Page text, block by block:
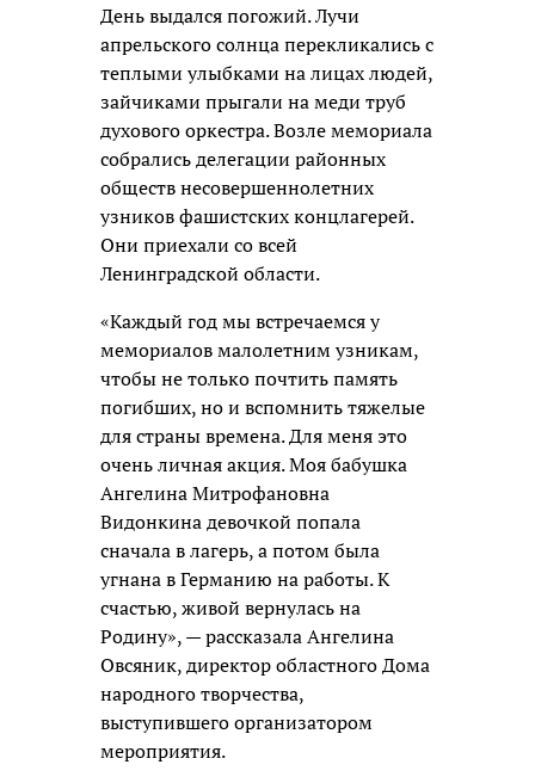
День выдался погожий. Лучи
апрельского солнца перекликались с
теплыми улыбками на лицах людей,
зайчиками прыгали на меди труб
духового оркестра. Возле мемориала
собрались делегации районных
обществ несовершеннолетних
узников фашистских концлагерей.
Они приехали со всей
Ленинградской области.
«Каждый год мы встречаемся у
мемориалов малолетним узникам,
чтобы не только по­чтить память
погибших, но и вспо­мнить тяжелые
для страны времена. Для меня это
очень личная акция. Моя бабушка
Ангелина Митрофановна
Видонкина девочкой попала
сначала в лагерь, а потом была
угнана в Германию на работы. К
счастью, живой вернулась на
Родину», — рассказала Ангелина
Овсяник, директор областного Дома
народного творчества,
выступившего организатором
мероприятия.